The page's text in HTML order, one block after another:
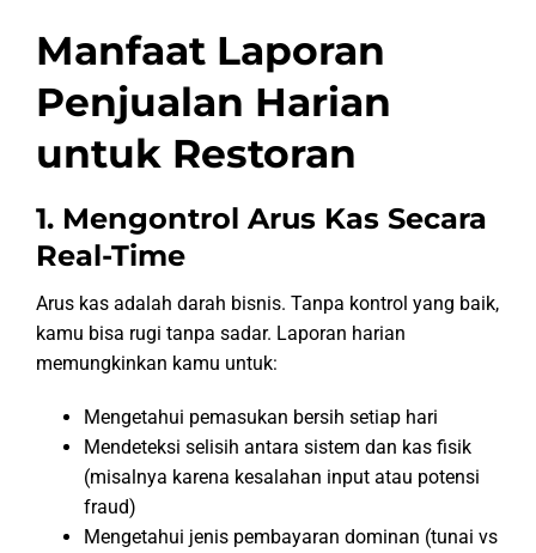
Manfaat Laporan
Penjualan Harian
untuk Restoran
1. Mengontrol Arus Kas Secara
Real-Time
Arus kas adalah darah bisnis. Tanpa kontrol yang baik,
kamu bisa rugi tanpa sadar. Laporan harian
memungkinkan kamu untuk:
Mengetahui pemasukan bersih setiap hari
Mendeteksi selisih antara sistem dan kas fisik
(misalnya karena kesalahan input atau potensi
fraud)
Mengetahui jenis pembayaran dominan (tunai vs